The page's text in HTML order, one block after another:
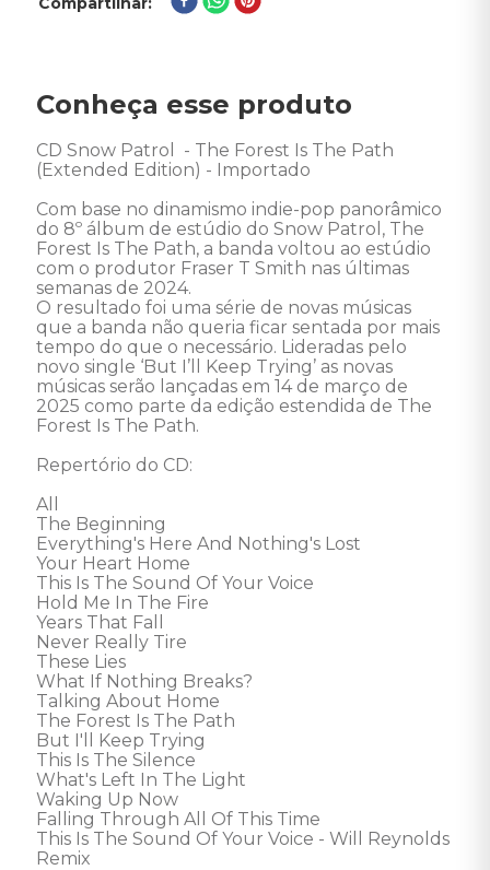
Conheça esse produto
CD Snow Patrol  - The Forest Is The Path
(Extended Edition) - Importado
Com base no dinamismo indie-pop panorâmico
do 8º álbum de estúdio do Snow Patrol, The
Forest Is The Path, a banda voltou ao estúdio
com o produtor Fraser T Smith nas últimas
semanas de 2024.
O resultado foi uma série de novas músicas
que a banda não queria ficar sentada por mais
tempo do que o necessário. Lideradas pelo
novo single ‘But I’ll Keep Trying’ as novas
músicas serão lançadas em 14 de março de
2025 como parte da edição estendida de The
Forest Is The Path.
Repertório do CD:
All
The Beginning
Everything's Here And Nothing's Lost
Your Heart Home
This Is The Sound Of Your Voice
Hold Me In The Fire
Years That Fall
Never Really Tire
These Lies
What If Nothing Breaks?
Talking About Home
The Forest Is The Path
But I'll Keep Trying
This Is The Silence
What's Left In The Light
Waking Up Now
Falling Through All Of This Time
This Is The Sound Of Your Voice - Will Reynolds
Remix